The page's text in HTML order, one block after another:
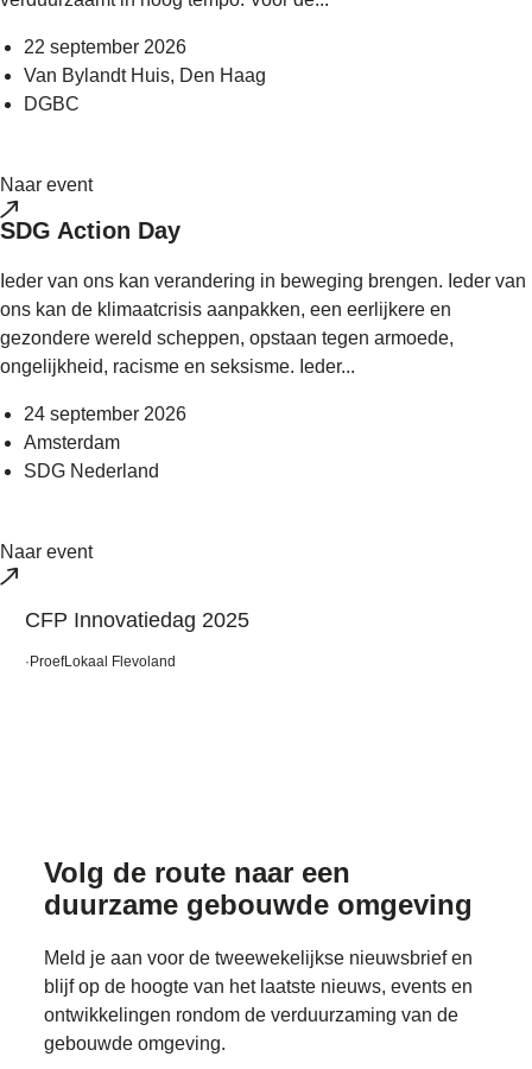
22 september 2026
Van Bylandt Huis, Den Haag
DGBC
Naar event
SDG Action Day
Ieder van ons kan verandering in beweging brengen. Ieder van
ons kan de klimaatcrisis aanpakken, een eerlijkere en
gezondere wereld scheppen, opstaan tegen armoede,
ongelijkheid, racisme en seksisme. Ieder...
24 september 2026
Amsterdam
SDG Nederland
Naar event
CFP Innovatiedag 2025
·ProefLokaal Flevoland
Volg de route naar een
duurzame gebouwde omgeving
Meld je aan voor de tweewekelijkse nieuwsbrief en
blijf op de hoogte van het laatste nieuws, events en
ontwikkelingen rondom de verduurzaming van de
gebouwde omgeving.